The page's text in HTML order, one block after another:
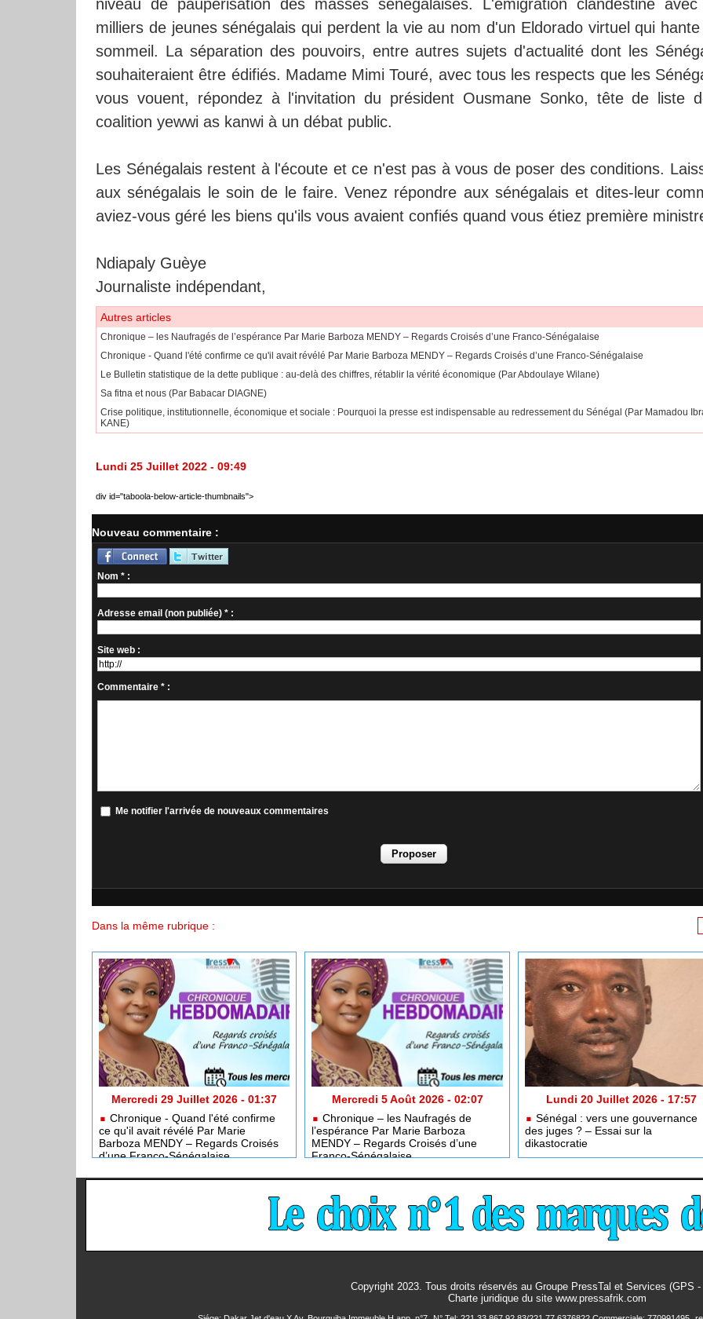
niveau de paupérisation des masses sénégalaises. L'émigration clandestine
milliers de jeunes sénégalais qui perdent la vie au nom d'un Eldorado virtuel qui
sommeil. La séparation des pouvoirs, entre autres sujets d'actualité dont les
souhaiteraient être édifiés. Madame Mimi Touré, avec tous les respects que les
vous vouent, répondez à l'invitation du président Ousmane Sonko, tête de liste
coalition yewwi as kanwi à un débat public.
Les Sénégalais restent à l'écoute et ce n'est pas à vous de poser des conditions.
aux sénégalais le soin de le faire. Venez répondre aux sénégalais et dites-leur
aviez-vous géré les biens qu'ils vous avaient confiés quand vous étiez première
Ndiapaly Guèye
Journaliste indépendant,
Autres articles
Chronique – les Naufragés de l’espérance Par Marie Barboza MENDY – Regards Croisés d’une Franco-Sénégalaise
Chronique - Quand l'été confirme ce qu'il avait révélé Par Marie Barboza MENDY – Regards Croisés d’une Franco-Sénégalaise
Le Bulletin statistique de la dette publique : au-delà des chiffres, rétablir la vérité économique (Par Abdoulaye Wilane)
Sa fitna et nous (Par Babacar DIAGNE)
Crise politique, institutionnelle, économique et sociale : Pourquoi la presse est indispensable au redressement du Sénégal (Par Mamadou
KANE)
Lundi 25 Juillet 2022 - 09:49
div id="taboola-below-article-thumbnails">
Nouveau commentaire :
Nom * :
Adresse email (non publiée) * :
Site web :
Commentaire * :
Me notifier l'arrivée de nouveaux commentaires
Dans la même rubrique :
Mercredi 29 Juillet 2026 - 01:37
Chronique - Quand l'été confirme
ce qu'il avait révélé Par Marie
Barboza MENDY – Regards Croisés
d’une Franco-Sénégalaise
Mercredi 5 Août 2026 - 02:07
Chronique – les Naufragés de
l’espérance Par Marie Barboza
MENDY – Regards Croisés d’une
Franco-Sénégalaise
Lundi 20 Juillet 2026 - 17:57
Sénégal : vers une gouvernance
des juges ? – Essai sur la
dikastocratie
Copyright 2023. Tous droits réservés au Groupe PressTal et Services (GPS -
Charte juridiquedu site www.pressafrik.com